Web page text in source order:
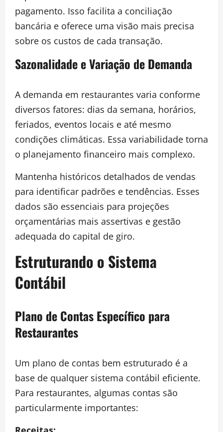
pagamento. Isso facilita a conciliação
bancária e oferece uma visão mais precisa
sobre os custos de cada transação.
Sazonalidade e Variação de Demanda
A demanda em restaurantes varia conforme
diversos fatores: dias da semana, horários,
feriados, eventos locais e até mesmo
condições climáticas. Essa variabilidade torna
o planejamento financeiro mais complexo.
Mantenha históricos detalhados de vendas
para identificar padrões e tendências. Esses
dados são essenciais para projeções
orçamentárias mais assertivas e gestão
adequada do capital de giro.
Estruturando o Sistema
Contábil
Plano de Contas Específico para
Restaurantes
Um plano de contas bem estruturado é a
base de qualquer sistema contábil eficiente.
Para restaurantes, algumas contas são
particularmente importantes: